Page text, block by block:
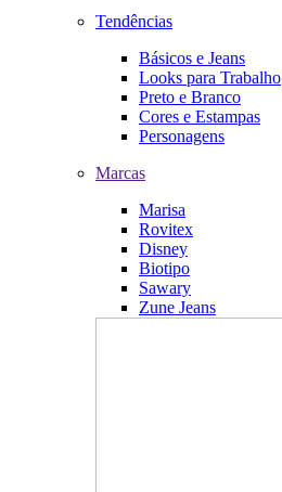
Tendências
Básicos e Jeans
Looks para Trabalho
Preto e Branco
Cores e Estampas
Personagens
Marcas
Marisa
Rovitex
Disney
Biotipo
Sawary
Zune Jeans